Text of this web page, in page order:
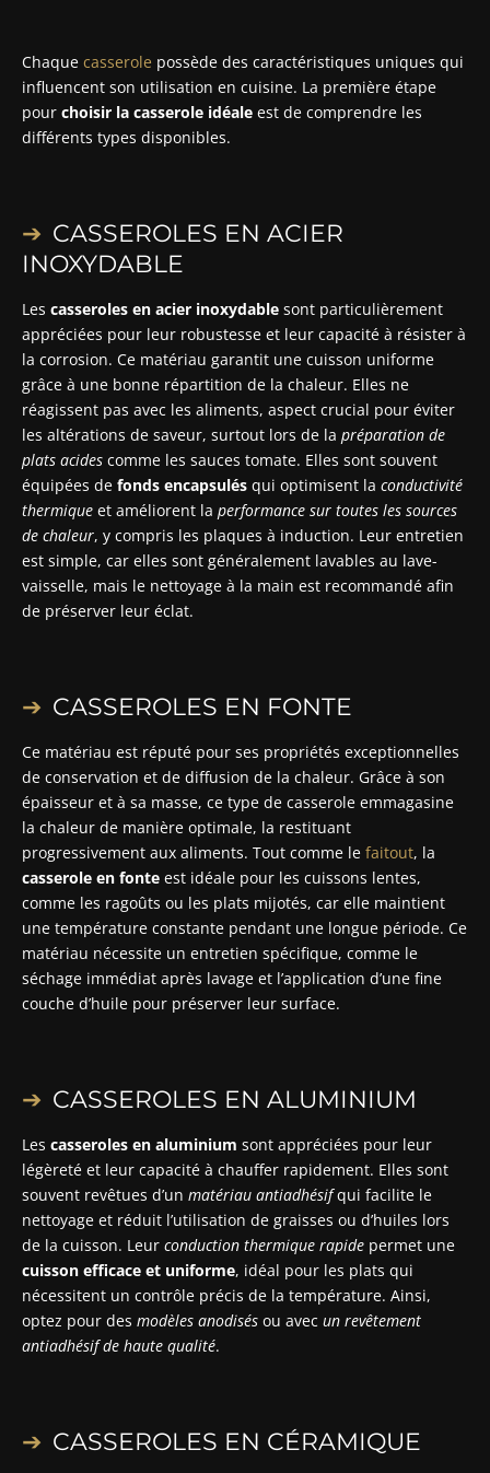
Chaque casserole possède des caractéristiques uniques qui
influencent son utilisation en cuisine. La première étape
pour choisir la casserole idéale est de comprendre les
différents types disponibles.
CASSEROLES EN ACIER
INOXYDABLE
Les casseroles en acier inoxydable sont particulièrement
appréciées pour leur robustesse et leur capacité à résister à
la corrosion. Ce matériau garantit une cuisson uniforme
grâce à une bonne répartition de la chaleur. Elles ne
réagissent pas avec les aliments, aspect crucial pour éviter
les altérations de saveur, surtout lors de la préparation de
plats acides comme les sauces tomate. Elles sont souvent
équipées de fonds encapsulés qui optimisent la conductivité
thermique et améliorent la performance sur toutes les sources
de chaleur, y compris les plaques à induction. Leur entretien
est simple, car elles sont généralement lavables au lave-
vaisselle, mais le nettoyage à la main est recommandé afin
de préserver leur éclat.
CASSEROLES EN FONTE
Ce matériau est réputé pour ses propriétés exceptionnelles
de conservation et de diffusion de la chaleur. Grâce à son
épaisseur et à sa masse, ce type de casserole emmagasine
la chaleur de manière optimale, la restituant
progressivement aux aliments. Tout comme le faitout, la
casserole en fonte est idéale pour les cuissons lentes,
comme les ragoûts ou les plats mijotés, car elle maintient
une température constante pendant une longue période. Ce
matériau nécessite un entretien spécifique, comme le
séchage immédiat après lavage et l’application d’une fine
couche d’huile pour préserver leur surface.
CASSEROLES EN ALUMINIUM
Les casseroles en aluminium sont appréciées pour leur
légèreté et leur capacité à chauffer rapidement. Elles sont
souvent revêtues d’un matériau antiadhésifqui facilite le
nettoyage et réduit l’utilisation de graisses ou d’huiles lors
de la cuisson. Leur conduction thermique rapide permet une
cuisson efficace et uniforme, idéal pour les plats qui
nécessitent un contrôle précis de la température. Ainsi,
optez pour des modèles anodisés ou avec un revêtement
antiadhésif de haute qualité.
CASSEROLES EN CÉRAMIQUE